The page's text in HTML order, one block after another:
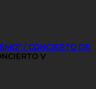
/ CONCIERTO DE